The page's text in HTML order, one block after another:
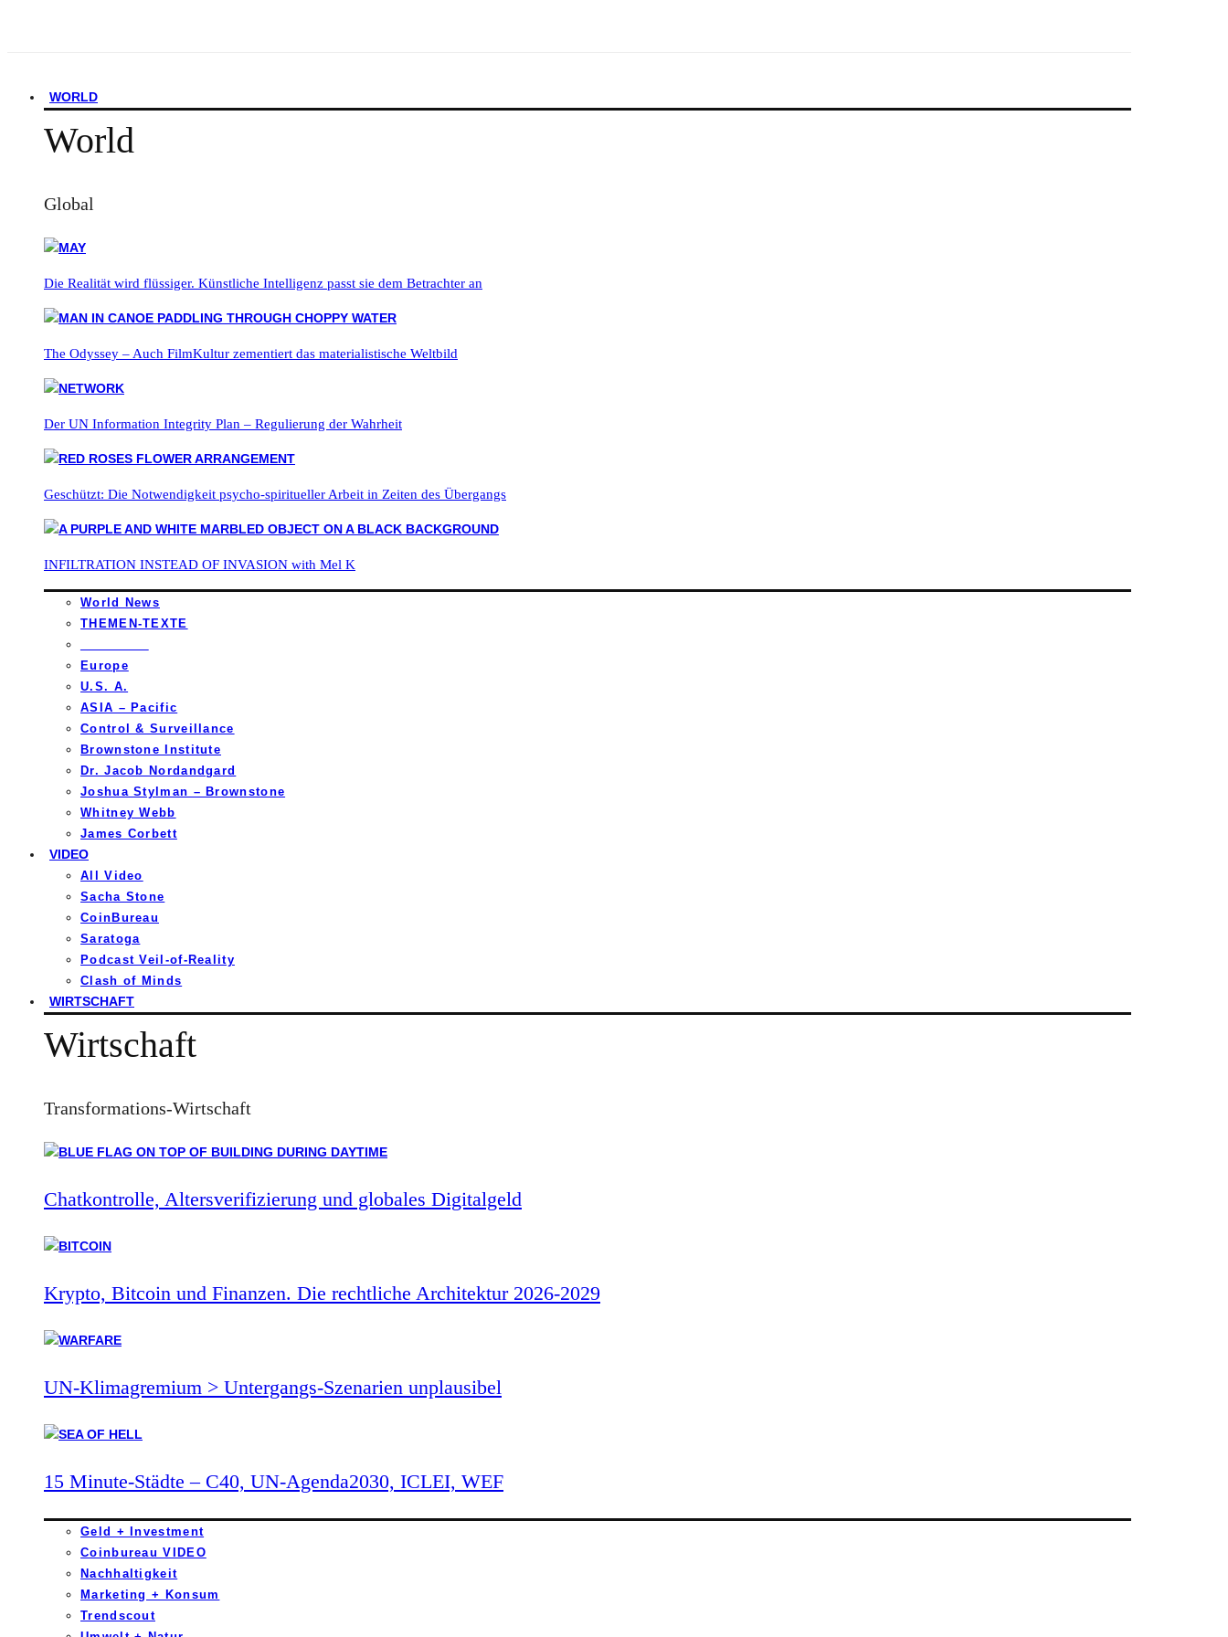
WORLD
World
Global
Die Realität wird flüssiger. Künstliche Intelligenz passt sie dem Betrachter an
The Odyssey – Auch FilmKultur zementiert das materialistische Weltbild
Der UN Information Integrity Plan – Regulierung der Wahrheit
Geschützt: Die Notwendigkeit psycho-spiritueller Arbeit in Zeiten des Übergangs
INFILTRATION INSTEAD OF INVASION with Mel K
World News
THEMEN-TEXTE
Europe
U.S. A.
ASIA – Pacific
Control & Surveillance
Brownstone Institute
Dr. Jacob Nordandgard
Joshua Stylman – Brownstone
Whitney Webb
James Corbett
VIDEO
All Video
Sacha Stone
CoinBureau
Saratoga
Podcast Veil-of-Reality
Clash of Minds
WIRTSCHAFT
Wirtschaft
Transformations-Wirtschaft
Chatkontrolle, Altersverifizierung und globales Digitalgeld
Krypto, Bitcoin und Finanzen. Die rechtliche Architektur 2026-2029
UN-Klimagremium > Untergangs-Szenarien unplausibel
15 Minute-Städte – C40, UN-Agenda2030, ICLEI, WEF
Geld + Investment
Coinbureau VIDEO
Nachhaltigkeit
Marketing + Konsum
Trendscout